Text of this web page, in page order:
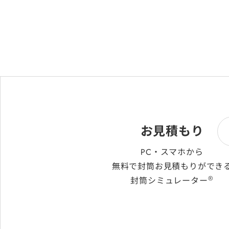
お見積もり
PC・スマホから
無料で封筒お見積もりができ
封筒シミュレーター®